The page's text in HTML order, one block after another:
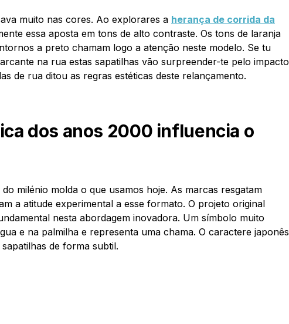
muito nas cores. Ao explorares a herança de corrida da
essa aposta em tons de alto contraste. Os tons de laranja
a preto chamam logo a atenção neste modelo. Se tu
na rua estas sapatilhas vão surpreender-te pelo impacto
de rua ditou as regras estéticas deste relançamento.
dos anos 2000 influencia o
milénio molda o que usamos hoje. As marcas resgatam
a atitude experimental a esse formato. O projeto original
nesta abordagem inovadora. Um símbolo muito
e na palmilha e representa uma chama. O caractere japonês
de forma subtil.